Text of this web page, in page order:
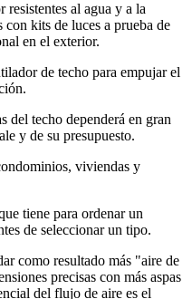
resistentes al agua y a la
kits de luces a prueba de
en el exterior.
de techo para empujar el
del techo dependerá en gran
y de su presupuesto.
viviendas y
tiene para ordenar un
de seleccionar un tipo.
como resultado más "aire de
precisas con más aspas
del flujo de aire es el